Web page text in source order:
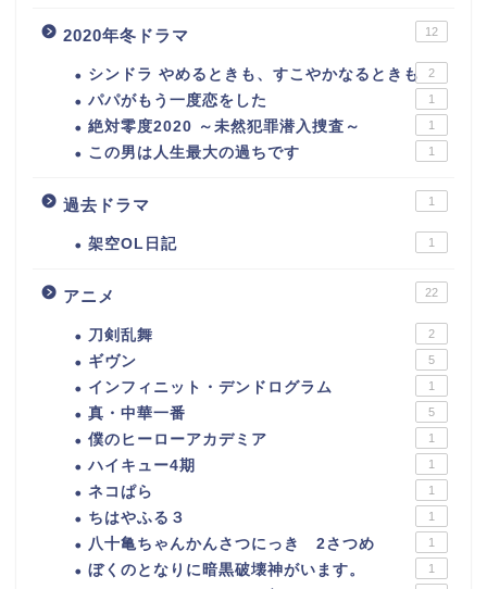
2020年冬ドラマ 12
シンドラ やめるときも、すこやかなるときも 2
パパがもう一度恋をした 1
絶対零度2020 ～未然犯罪潜入捜査～ 1
この男は人生最大の過ちです 1
過去ドラマ 1
架空OL日記 1
アニメ 22
刀剣乱舞 2
ギヴン 5
インフィニット・デンドログラム 1
真・中華一番 5
僕のヒーローアカデミア 1
ハイキュー4期 1
ネコぱら 1
ちはやふる３ 1
八十亀ちゃんかんさつにっき 2さつめ 1
ぼくのとなりに暗黒破壊神がいます。 1